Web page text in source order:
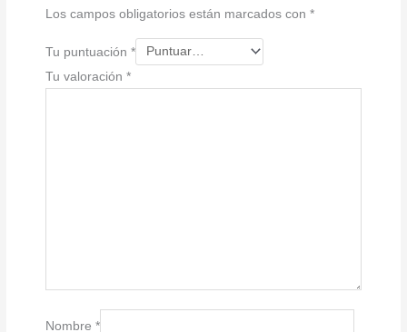
Los campos obligatorios están marcados con*
Tu puntuación*
Tu valoración*
Nombre*